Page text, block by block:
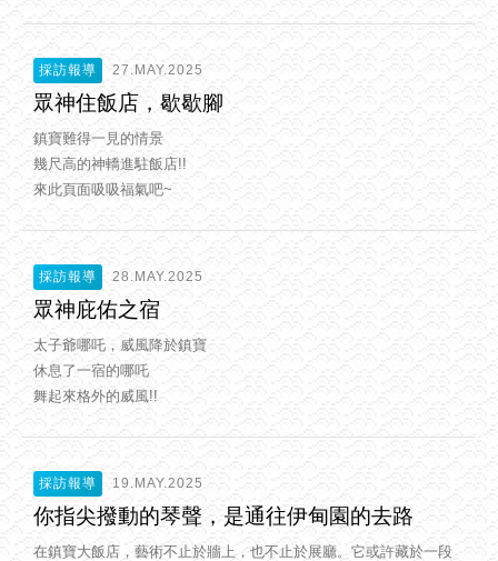
採訪報導 27.MAY.2025
眾神住飯店，歇歇腳
鎮寶難得一見的情景
幾尺高的神轎進駐飯店!!
來此頁面吸吸福氣吧~
採訪報導 28.MAY.2025
眾神庇佑之宿
太子爺哪吒，威風降於鎮寶
休息了一宿的哪吒
舞起來格外的威風!!
採訪報導 19.MAY.2025
你指尖撥動的琴聲，是通往伊甸園的去路
在鎮寶大飯店，藝術不止於牆上，也不止於展廳。它或許藏於一段